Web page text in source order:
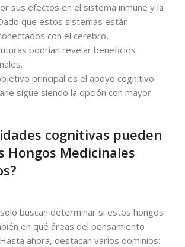
sus efectos en el sistema inmune y la
que estos sistemas están
con el cerebro,
podrían revelar beneficios
principal es el apoyo cognitivo
sigue siendo la opción con mayor
cognitivas pueden
Hongos Medicinales
buscan determinar si estos hongos
en qué áreas del pensamiento
ahora, destacan varios dominios: